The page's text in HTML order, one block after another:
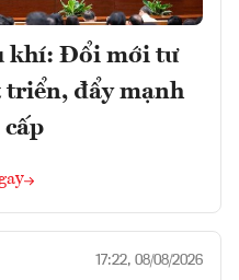
khí: Đổi mới tư
triển, đẩy mạnh
17:22, 08/08/2026